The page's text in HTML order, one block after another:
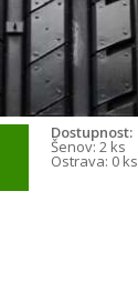
Dostupnost:
Šenov: 2 ks
Ostrava: 0 ks